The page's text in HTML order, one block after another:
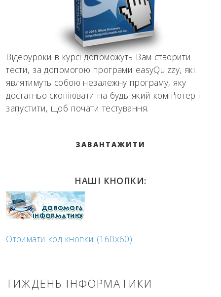
Відеоуроки в курсі допоможуть Вам створити
тести, за допомогою програми easyQuizzy, які
являтимуть собою незалежну програму, яку
достатньо скопіювати на будь-який комп'ютер і
запустити, щоб почати тестування.
ЗАВАНТАЖИТИ
НАШІ КНОПКИ:
Отримати код кнопки (160x60)
ТИЖДЕНЬ ІНФОРМАТИКИ